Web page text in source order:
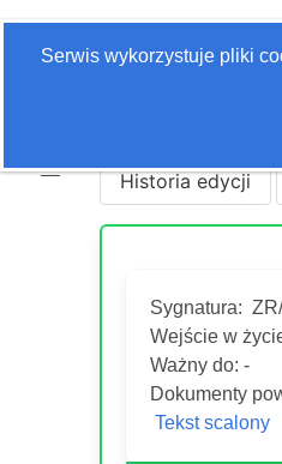
Serwis wykorzystuje pliki
Historia edycji
Sygnatura:
Wejście w
Ważny do: -
Dokumenty
Tekst scalony